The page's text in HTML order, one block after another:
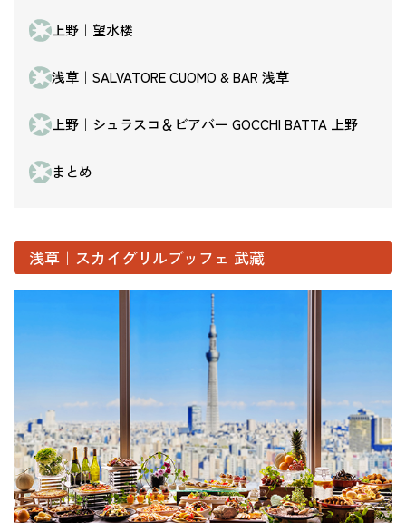
上野｜望水楼
浅草｜SALVATORE CUOMO & BAR 浅草
上野｜シュラスコ＆ビアバー GOCCHI BATTA 上野
まとめ
浅草｜スカイグリルブッフェ 武藏